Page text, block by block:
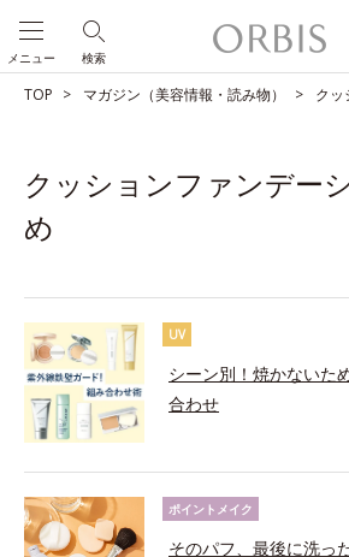
検索
メニュー
TOP マガジン（美容情報・読み物） クッ
クッションファンデー
め
UV
シーン別！焼かないた
合わせ
ポイントメイク
そのパフ、最後に洗っ